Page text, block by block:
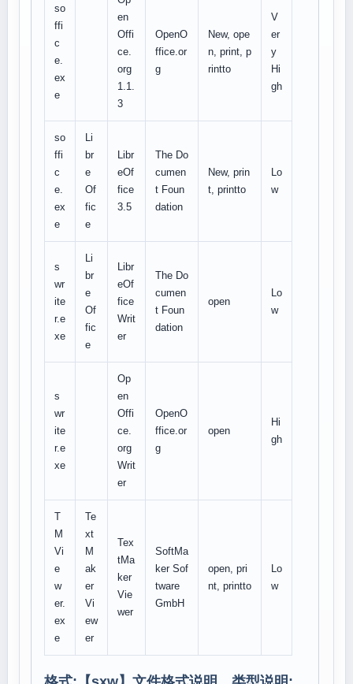
so
ffi
c
e.
ex
e
en
Offi
ce.
org
1.1.
3
OpenO
ffice.or
g
New, ope
n, print, p
rintto
V
er
y
Hi
gh
so
ffi
c
e.
ex
e
Li
br
e
Of
fic
e
Libr
eOf
fice
3.5
The Do
cumen
t Foun
dation
New, prin
t, printto
Lo
w
s
wr
ite
r.e
xe
Li
br
e
Of
fic
e
Libr
eOf
fice
Writ
er
The Do
cumen
t Foun
dation
open
Lo
w
s
wr
ite
r.e
xe
Op
en
Offi
ce.
org
Writ
er
OpenO
ffice.or
g
open
Hi
gh
T
M
Vi
e
w
er.
ex
e
Te
xt
M
ak
er
Vi
ew
er
Tex
tMa
ker
Vie
wer
SoftMa
ker Sof
tware
GmbH
open, pri
nt, printto
Lo
w